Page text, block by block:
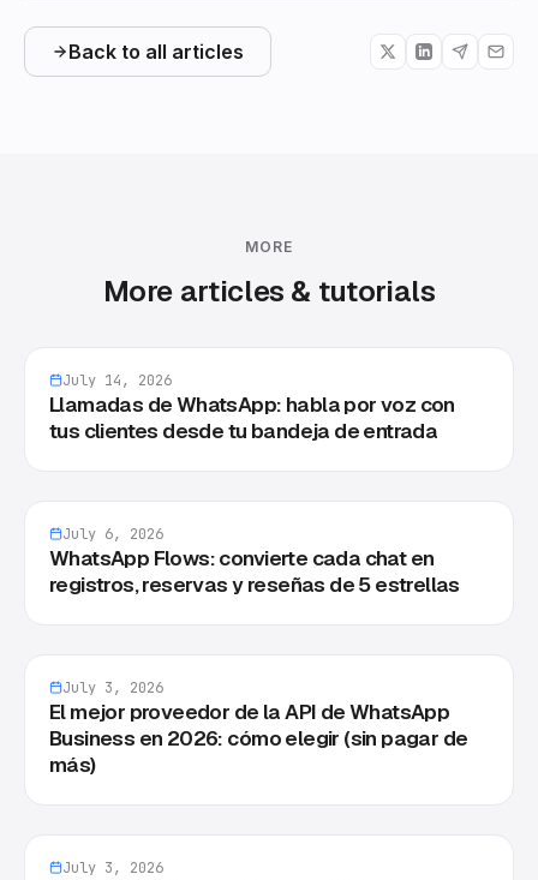
Back to all articles
MORE
More articles & tutorials
July 14, 2026
Llamadas de WhatsApp: habla por voz con
tus clientes desde tu bandeja de entrada
July 6, 2026
WhatsApp Flows: convierte cada chat en
registros, reservas y reseñas de 5 estrellas
July 3, 2026
El mejor proveedor de la API de WhatsApp
Business en 2026: cómo elegir (sin pagar de
más)
July 3, 2026